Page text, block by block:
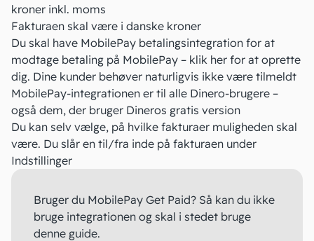
kroner inkl. moms
Fakturaen skal være i danske kroner
Du skal have MobilePay betalingsintegration for at
modtage betaling på MobilePay – klik her for at oprette
dig. Dine kunder behøver naturligvis ikke være tilmeldt
MobilePay-integrationen er til alle Dinero-brugere –
også dem, der bruger Dineros gratis version
Du kan selv vælge, på hvilke fakturaer muligheden skal
være. Du slår en til/fra inde på fakturaen under
Indstillinger
Bruger du MobilePay Get Paid? Så kan du ikke
bruge integrationen og skal i stedet bruge
denne guide.